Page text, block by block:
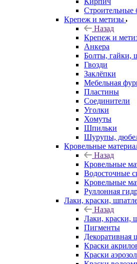
Строительные
Крепеж и метизы
Назад
Крепеж и
Анкера
Болты, гайки,
Гвозди
Заклёпки
Мебельная
Пластины
Соединители
Уголки
Хомуты
Шпильки
Шурупы,
Кровельные
Назад
Кровельные
Водосточные
Кровельные
Руллонная
Лаки, краски,
Назад
Лаки, краски,
Пигменты
Декоративная
Краски
Краски